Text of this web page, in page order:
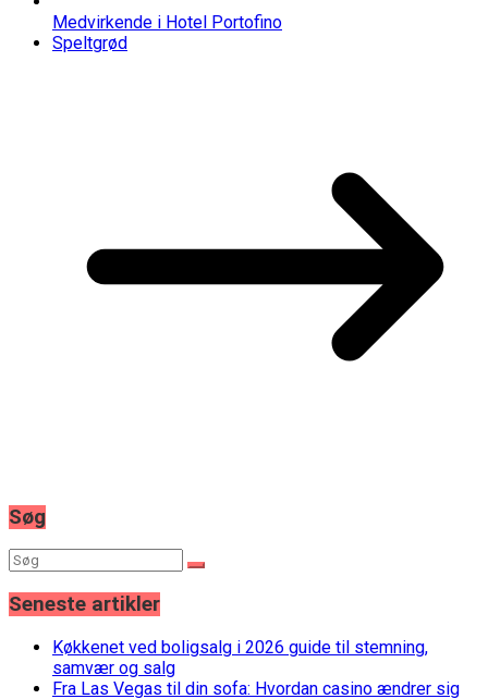
Medvirkende i Hotel Portofino
Speltgrød
Søg
Seneste artikler
Køkkenet ved boligsalg i 2026 guide til stemning,
samvær og salg
Fra Las Vegas til din sofa: Hvordan casino ændrer sig